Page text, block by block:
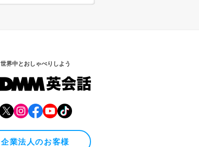
世界中とおしゃべりしよう
企業法人のお客様